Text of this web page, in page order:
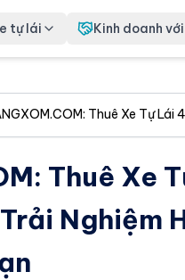
tự lái Kinh doanh
Thuê Xe Tự
Thuê Xe
Nghiệm